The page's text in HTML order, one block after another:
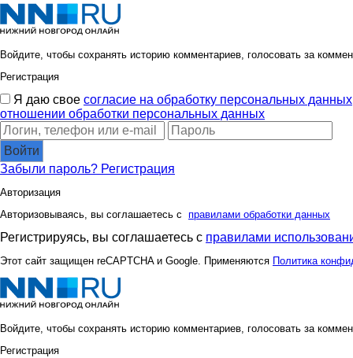
Войдите, чтобы сохранять историю комментариев, голосовать за
Регистрация
Я даю свое согласие на обработку персональных данных
отношении обработки персональных данных
Войти
Забыли пароль? Регистрация
Авторизация
Авторизовываясь, вы соглашаетесь с правилами обработки данных
Регистрируясь, вы соглашаетесь с правилами
Этот сайт защищен reCAPTCHA и Google. Применяются Политика
Войдите, чтобы сохранять историю комментариев, голосовать за
Регистрация